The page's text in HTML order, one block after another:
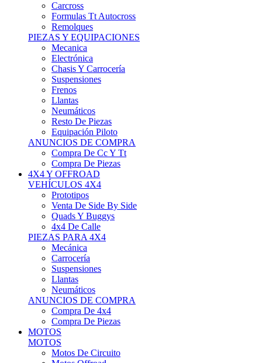
Carcross
Formulas Tt Autocross
Remolques
PIEZAS Y EQUIPACIONES
Mecanica
Electrónica
Chasis Y Carrocería
Suspensiones
Frenos
Llantas
Neumáticos
Resto De Piezas
Equipación Piloto
ANUNCIOS DE COMPRA
Compra De Cc Y Tt
Compra De Piezas
4X4 Y OFFROAD
VEHÍCULOS 4X4
Prototipos
Venta De Side By Side
Quads Y Buggys
4x4 De Calle
PIEZAS PARA 4X4
Mecánica
Carrocería
Suspensiones
Llantas
Neumáticos
ANUNCIOS DE COMPRA
Compra De 4x4
Compra De Piezas
MOTOS
MOTOS
Motos De Circuito